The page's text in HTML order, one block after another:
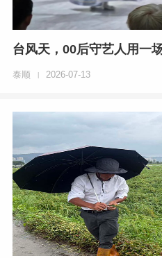
台风天，00后守艺人用一
泰顺 | 2026-07-13